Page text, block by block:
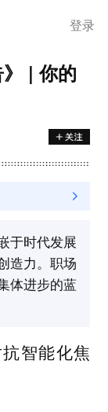
登录
》 | 你的
于时代发展
造力。职场
体进步的蓝
智能化焦